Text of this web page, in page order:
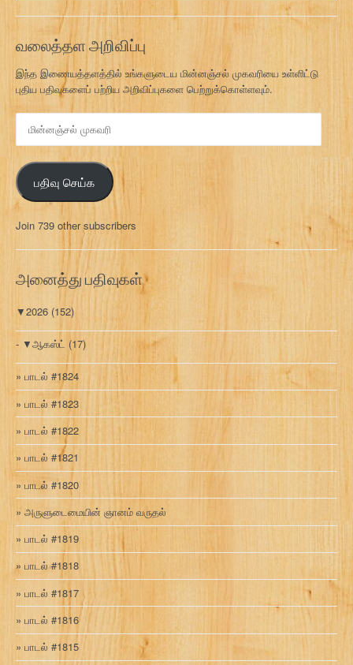
வலைத்தள அறிவிப்பு
இந்த இணையத்தளத்தில் உங்களுடைய மின்னஞ்சல் முகவரியை உள்ளிட்டு
புதிய பதிவுகளைப் பற்றிய அறிவிப்புகளை பெற்றுக்கொள்ளவும்.
ஞ்
ச
ல்
க
வ
பதிவு செய்க
Join 739 other subscribers
அனைத்து பதிவுகள்
▼2026 (152)
▼ஆகஸ்ட் (17)
பாடல் #1824
பாடல் #1823
பாடல் #1822
பாடல் #1821
பாடல் #1820
அருளுடைமையின் ஞானம் வருதல்
பாடல் #1819
பாடல் #1818
பாடல் #1817
பாடல் #1816
பாடல் #1815